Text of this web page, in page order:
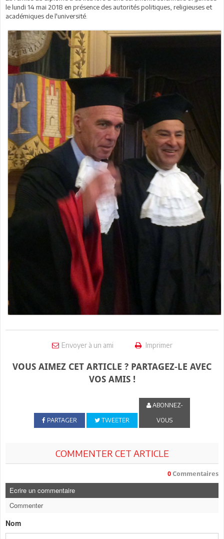
le lundi 14 mai 2018 en présence des autorités politiques, religieuses et
académiques de l'université.
Envoyer à un ami Imprimer
VOUS AIMEZ CET ARTICLE ? PARTAGEZ-LE AVEC
VOS AMIS !
PARTAGER TWEETER
ABONNEZ-
VOUS
COMMENTER CET ARTICLE
0 Commentaires
Ecrire un commentaire
Commenter
Nom